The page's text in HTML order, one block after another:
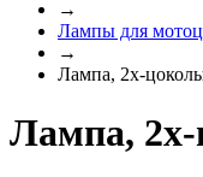
→
Лампы для
→
Лампа, 2x-
Лампа, 2x-